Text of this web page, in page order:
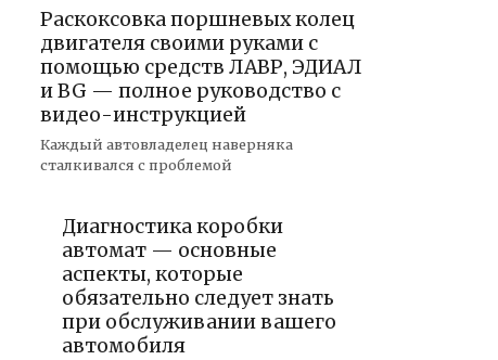
Раскоксовка поршневых колец
двигателя своими руками с
помощью средств ЛАВР, ЭДИАЛ
и BG — полное руководство с
видео-инструкцией
Каждый автовладелец наверняка
сталкивался с проблемой
Диагностика коробки
автомат — основные
аспекты, которые
обязательно следует знать
при обслуживании вашего
автомобиля